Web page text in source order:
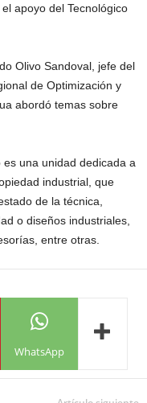
apoyo del Tecnológico
Olivo Sandoval, jefe del
de Optimización y
abordó temas sobre
una unidad dedicada a
industrial, que
de la técnica,
o diseños industriales,
entre otras.
WhatsApp